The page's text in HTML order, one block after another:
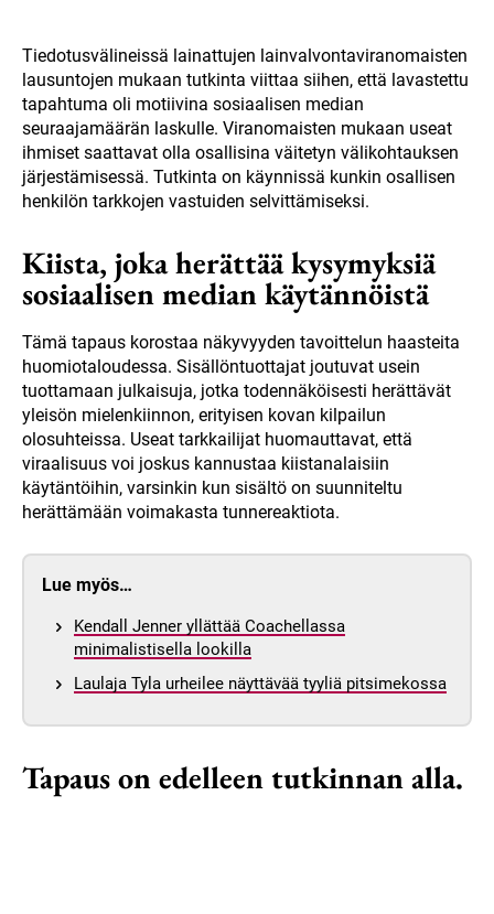
Tiedotusvälineissä lainattujen lainvalvontaviranomaisten
lausuntojen mukaan tutkinta viittaa siihen, että lavastettu
tapahtuma oli motiivina sosiaalisen median
seuraajamäärän laskulle. Viranomaisten mukaan useat
ihmiset saattavat olla osallisina väitetyn välikohtauksen
järjestämisessä. Tutkinta on käynnissä kunkin osallisen
henkilön tarkkojen vastuiden selvittämiseksi.
Kiista, joka herättää kysymyksiä
sosiaalisen median käytännöistä
Tämä tapaus korostaa näkyvyyden tavoittelun haasteita
huomiotaloudessa. Sisällöntuottajat joutuvat usein
tuottamaan julkaisuja, jotka todennäköisesti herättävät
yleisön mielenkiinnon, erityisen kovan kilpailun
olosuhteissa. Useat tarkkailijat huomauttavat, että
viraalisuus voi joskus kannustaa kiistanalaisiin
käytäntöihin, varsinkin kun sisältö on suunniteltu
herättämään voimakasta tunnereaktiota.
Lue myös…
Kendall Jenner yllättää Coachellassa
minimalistisella lookilla
Laulaja Tyla urheilee näyttävää tyyliä pitsimekossa
Tapaus on edelleen tutkinnan alla.